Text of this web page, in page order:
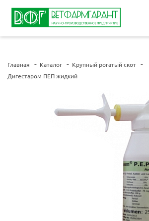
Главная Каталог
Крупный рогатый скот
Дигестаром ПЕП жидкий